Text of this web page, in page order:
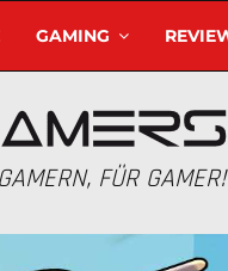
GAMING
FÜR GAMER!